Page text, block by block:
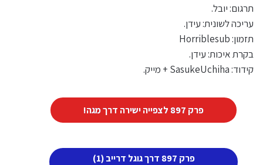
תרגום: יובל.
עריכה לשונית: עידן.
תזמון: Horriblesub
בקרת איכות: עידן.
קידוד: SasukeUchiha + מייק.
פרק 897 לצפייה ישירה דרך מגה!
פרק 897 דרך גוגל דרייב (1)